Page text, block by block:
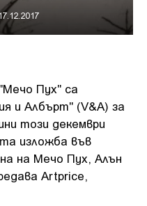
Пух" са
и Албърт" (V&A) за
този декември
изложба във
на Мечо Пух, Aлън
Artprice,